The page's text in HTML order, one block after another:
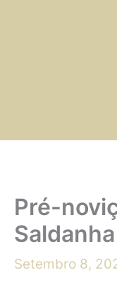
Pré-
Saldanha
Setembro 8,